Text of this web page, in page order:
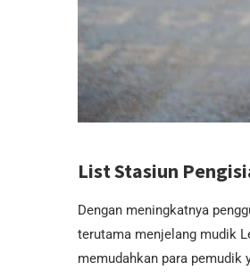
List Stasiun
Dengan meningkatnya
terutama menjelang mudik
memudahkan para pemudik